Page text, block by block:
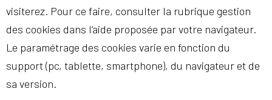
visiterez. Pour ce faire, consulter la rubrique gestion
des cookies dans l’aide proposée par votre navigateur.
Le paramétrage des cookies varie en fonction du
support (pc, tablette, smartphone), du navigateur et de
sa version.